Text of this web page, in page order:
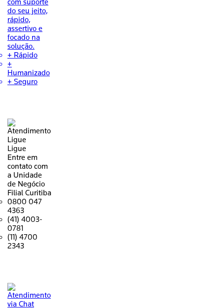
com suporte
do seu jeito,
rápido,
assertivo e
focado na
solução.
+ Rápido
+
Humanizado
+ Seguro
Ligue
Entre em
contato com
a Unidade
de Negócio
Filial Curitiba
0800 047
4363
(41) 4003-
0781
(11) 4700
2343